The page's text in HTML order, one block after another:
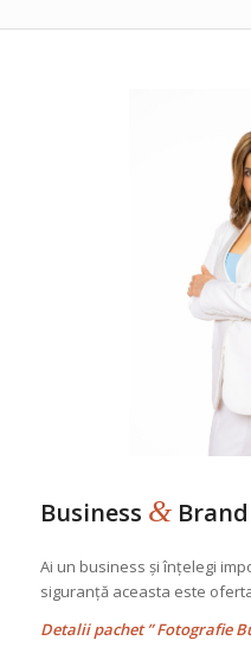
Business &
Ai un business și înțelegi
siguranță aceasta este
Detalii pachet ” Fotografie